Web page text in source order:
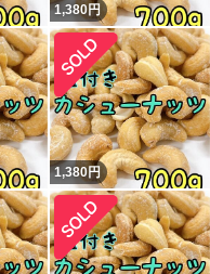
1,380円
1,380円